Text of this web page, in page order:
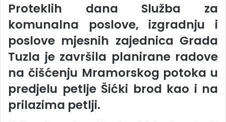
Proteklih dana Služba za
komunalna poslove, izgradnju i
poslove mjesnih zajednica Grada
Tuzla je završila planirane radove
na čišćenju Mramorskog potoka u
predjelu petlje Šićki brod kao i na
prilazima petlji.